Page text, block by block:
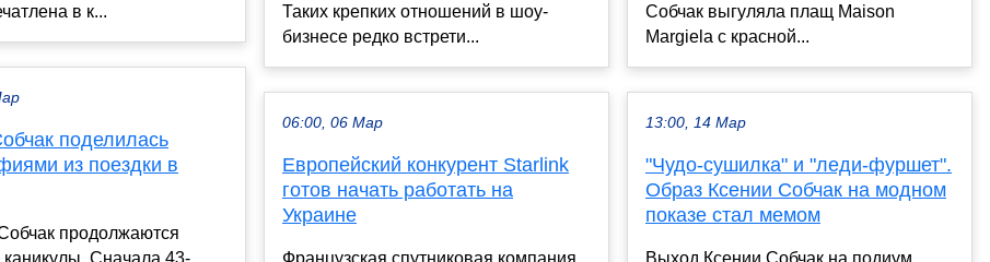
в к...
поделилась
из поездки в
продолжаются
каникулы. Сначала 43-
Таких крепких отношений в шоу-
бизнесе редко встрети...
06:00, 06 Мар
Европейский конкурент Starlink
готов начать работать на
Украине
Французская спутниковая компания
Собчак выгуляла плащ Maison
Margiela с красной...
13:00, 14 Мар
"Чудо-сушилка" и "леди-фуршет".
Образ Ксении Собчак на модном
показе стал мемом
Выход Ксении Собчак на подиум